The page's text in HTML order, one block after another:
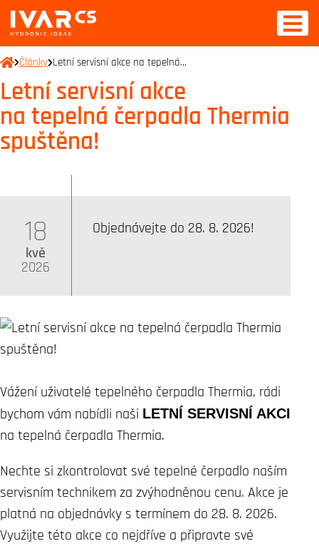
Články Letní servisní akce na tepelná…
Letní servisní akce
na tepelná čerpadla Thermia
spuštěna!
18
kvě
2026
Objednávejte do 28. 8. 2026!
Vážení uživatelé tepelného čerpadla Thermia, rádi
bychom vám nabídli naši LETNÍ SERVISNÍ AKCI
na tepelná čerpadla Thermia.
Nechte si zkontrolovat své tepelné čerpadlo naším
servisním technikem za zvýhodněnou cenu. Akce je
platná na objednávky s termínem do 28. 8. 2026.
Využijte této akce co nejdříve a připravte své